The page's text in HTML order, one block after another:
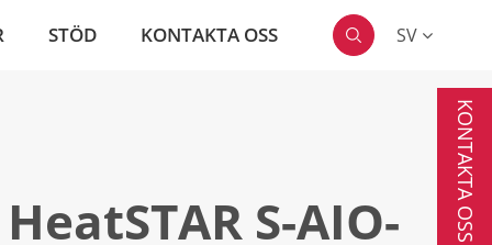
STÖD KONTAKTA OSS  SV
S-AIO-
KONTAKTA OSS